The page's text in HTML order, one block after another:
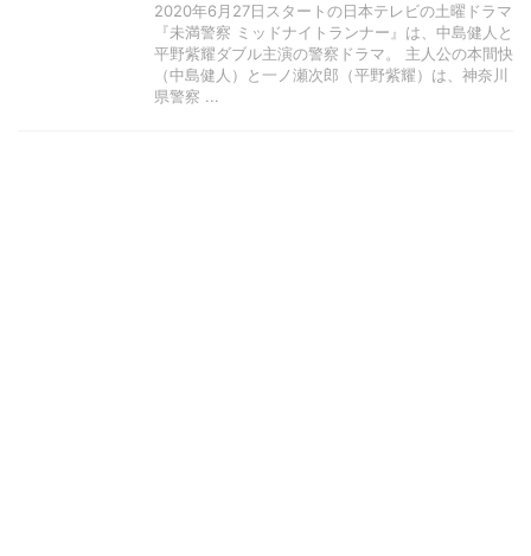
2020年6月27日スタートの日本テレビの土曜ドラマ
『未満警察 ミッドナイトランナー』は、中島健人と
平野紫耀ダブル主演の警察ドラマ。 主人公の本間快
（中島健人）と一ノ瀬次郎（平野紫耀）は、神奈川
県警察 ...